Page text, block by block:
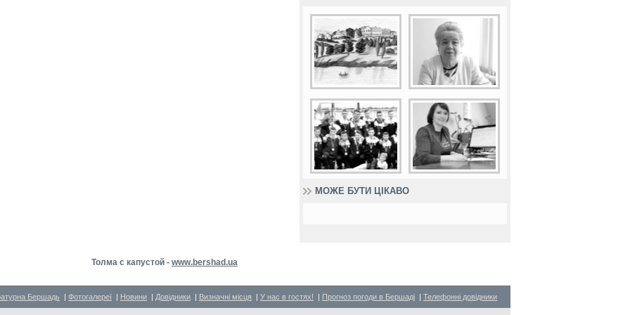
МОЖЕ БУТИ ЦІКАВО
Толма с капустой - www.bershad.ua
Бершадь | Фотогалереї | Новини | Довідники | Визначні місця | У нас в гостях! | Прогноз погоди в Бершаді | Телефонні довідники